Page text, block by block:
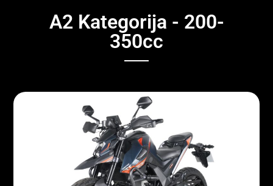
A2 Kategorija - 200-
350cc